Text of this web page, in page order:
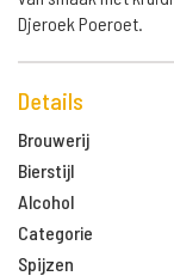
Djeroek Poeroet.
Details
Brouwerij
Bierstijl
Alcohol
Categorie
Spijzen